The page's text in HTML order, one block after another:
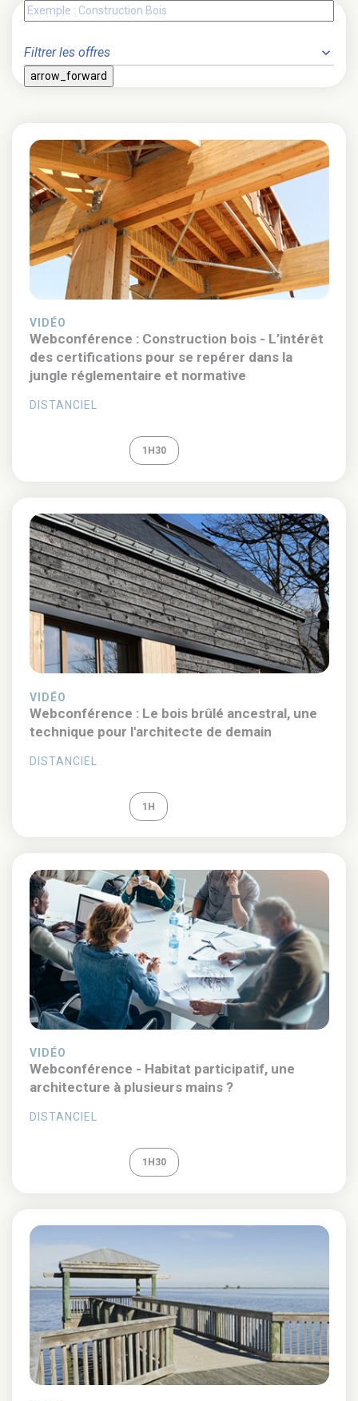
VIDÉO
Webconférence : Construction bois - L’intérêt
des certifications pour se repérer dans la
jungle réglementaire et normative
DISTANCIEL
1H30
VIDÉO
Webconférence : Le bois brûlé ancestral, une
technique pour l'architecte de demain
DISTANCIEL
1H
VIDÉO
Webconférence - Habitat participatif, une
architecture à plusieurs mains ?
DISTANCIEL
1H30